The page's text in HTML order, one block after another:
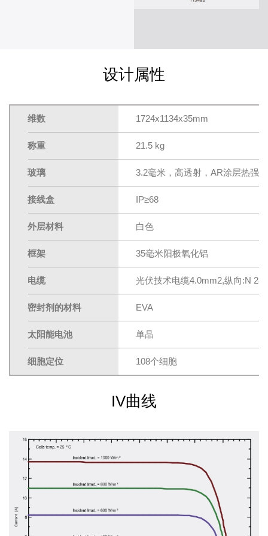
设计属性
维数 1724x1134x35mm
称重 21.5 kg
玻璃 3.2毫米，高透射，AR涂层热强
接线盒 IP≥68
外层材料 白色
框架 35毫米阳极氧化铝
电缆 光伏技术电缆4.0mm2,纵向:N
密封剂的材料 EVA
太阳能电池 单晶
细胞定位 108个细胞
IV曲线